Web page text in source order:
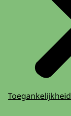
Toegankelijkheid